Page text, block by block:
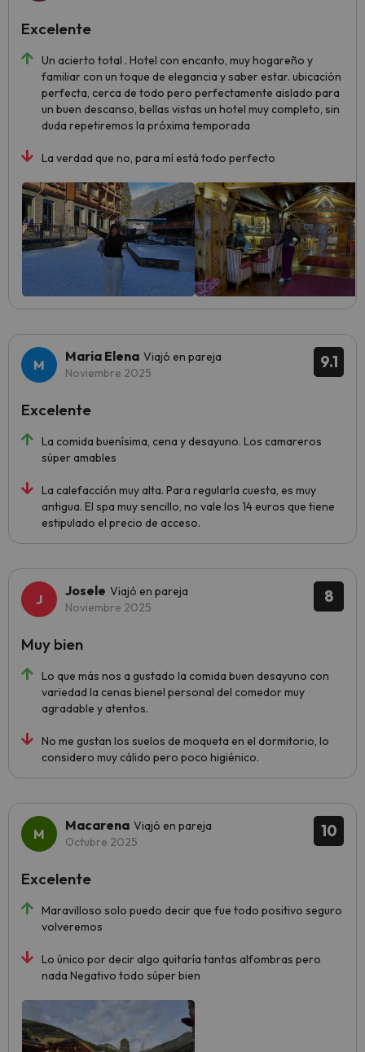
Un acierto total . Hotel con encanto, muy hogareño y
familiar con un toque de elegancia y saber estar. ubicación
perfecta, cerca de todo pero perfectamente aislado para
un buen descanso, bellas vistas un hotel muy completo, sin
duda repetiremos la próxima temporada
La verdad que no, para mí está todo perfecto
Excelente
9.1
Maria Elena Viajó en pareja
Noviembre 2025
La comida buenísima, cena y desayuno. Los camareros
súper amables
La calefacción muy alta. Para regularla cuesta, es muy
antigua. El spa muy sencillo, no vale los 14 euros que tiene
estipulado el precio de acceso.
Excelente
8
Josele Viajó en pareja
Noviembre 2025
Lo que más nos a gustado la comida buen desayuno con
variedad la cenas bienel personal del comedor muy
agradable y atentos.
No me gustan los suelos de moqueta en el dormitorio, lo
considero muy cálido pero poco higiénico.
Muy bien
10
Macarena Viajó en pareja
Octubre 2025
Maravilloso solo puedo decir que fue todo positivo seguro
volveremos
Lo único por decir algo quitaría tantas alfombras pero
nada Negativo todo súper bien
Excelente